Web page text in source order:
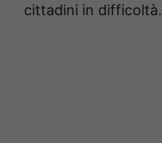
cittadini in difficoltà.